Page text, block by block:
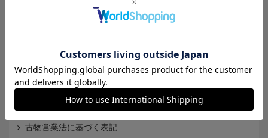
Ｊリーグオンラインストアとは
個人情報保護方針
Cookieポリシー
特定商取引法に基づく表記
古物営業法に基づく表記